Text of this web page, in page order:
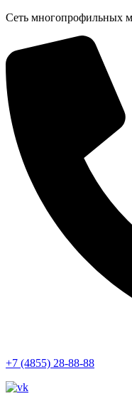
Перейти
содержимому
Сеть многопрофильных
+7 (4855) 28-88-88